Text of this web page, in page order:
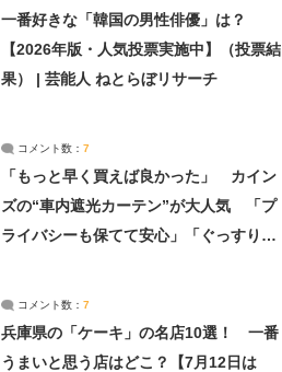
一番好きな「韓国の男性俳優」は？
【2026年版・人気投票実施中】（投票結
果） | 芸能人 ねとらぼリサーチ
コメント数： 7
「もっと早く買えば良かった」 カイン
ズの“車内遮光カーテン”が大人気 「プ
ライバシーも保てて安心」「ぐっすり眠
コメント数： 7
兵庫県の「ケーキ」の名店10選！ 一番
うまいと思う店はどこ？【7月12日は